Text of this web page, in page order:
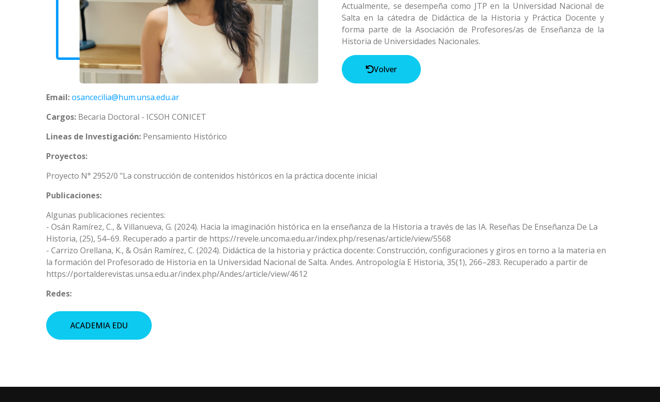
Actualmente, se desempeña como JTP en la Universidad Nacional de
Salta en la cátedra de Didáctica de la Historia y Práctica Docente y
forma parte de la Asociación de Profesores/as de Enseñanza de la
Historia de Universidades Nacionales.
Volver
Email:osancecilia@hum.unsa.edu.ar
Cargos: Becaria Doctoral - ICSOH CONICET
Lineas de Investigación: Pensamiento Histórico
Proyectos:
Proyecto N° 2952/0 "La construcción de contenidos históricos en la práctica docente inicial
Publicaciones:
Algunas publicaciones recientes:
- Osán Ramírez, C., & Villanueva, G. (2024). Hacia la imaginación histórica en la enseñanza de la Historia a través de las IA. Reseñas De Enseñanza De La
Historia, (25), 54–69. Recuperado a partir de https://revele.uncoma.edu.ar/index.php/resenas/article/view/5568
- Carrizo Orellana, K., & Osán Ramírez, C. (2024). Didáctica de la historia y práctica docente: Construcción, configuraciones y giros en torno a la materia en
la formación del Profesorado de Historia en la Universidad Nacional de Salta. Andes. Antropología E Historia, 35(1), 266–283. Recuperado a partir de
https://portalderevistas.unsa.edu.ar/index.php/Andes/article/view/4612
Redes:
ACADEMIA EDU